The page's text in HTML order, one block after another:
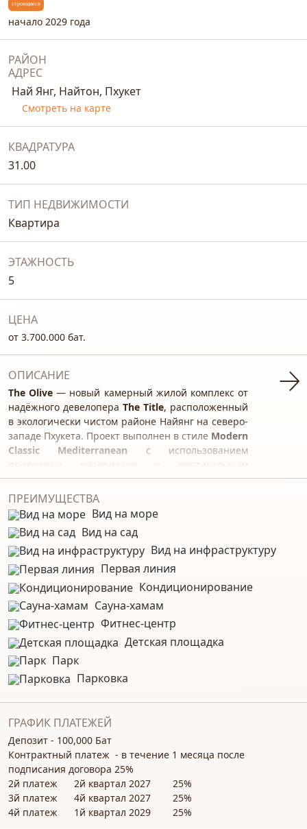
строящиеся
начало 2029 года
РАЙОН
АДРЕС
Най Янг, Найтон, Пхукет
Смотреть на карте
КВАДРАТУРА
31.00
ТИП НЕДВИЖИМОСТИ
Квартира
ЭТАЖНОСТЬ
5
ЦЕНА
от 3.700.000 бат.
ОПИСАНИЕ
The Olive — новый камерный жилой комплекс от
надёжного девелопера The Title, расположенный
в экологически чистом районе Найянг на северо-
западе Пхукета. Проект выполнен в стиле Modern
Classic Mediterranean с использованием
озеленением фасадов. Завершение
строительства запланировано на начало 2029
года.
Комплекс находится всего в450 метрах от пляжа
Найянг— одного из самых тихих и живописных
пляжей острова, вблизи отелей The Slate и Pearl
Resort, а также в нескольких минутах от
международного аэропорта Пхукета. При этом
район сохраняет атмосферу уединения и
отсутствия массового туристического шума.
Этажность 8 этажей
Здание
инфраструктуры
1 отдельное
Квартир 287
ПРЕИМУЩЕСТВА
Вид на море
Вид на сад
Вид на инфраструктуру
Первая линия
Кондиционирование
Сауна-хамам
Фитнес-центр
Детская площадка
Парк
Парковка
ГРАФИК ПЛАТЕЖЕЙ
Депозит - 100,000 Бат
Контрактный платеж - в течение 1 месяца после
подписания договора 25%
2й платеж 2й квартал 2027 25%
3й платеж 4й квартал 2027 25%
4й платеж 1й квартал 2029 25%